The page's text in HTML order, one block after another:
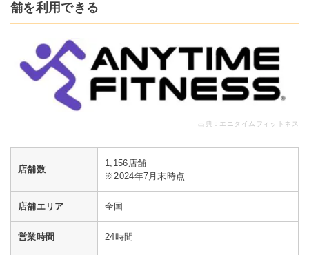
舗を利用できる
出典： エニタイムフィットネス
店舗数
1,156店舗
※2024年7月末時点
店舗エリア 全国
営業時間 24時間